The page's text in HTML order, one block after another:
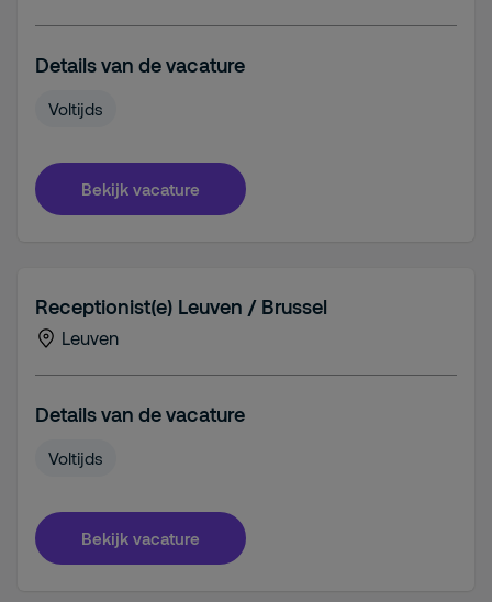
Details van de vacature
Voltijds
Bekijk vacature
Receptionist(e) Leuven / Brussel
Leuven
Details van de vacature
Voltijds
Bekijk vacature